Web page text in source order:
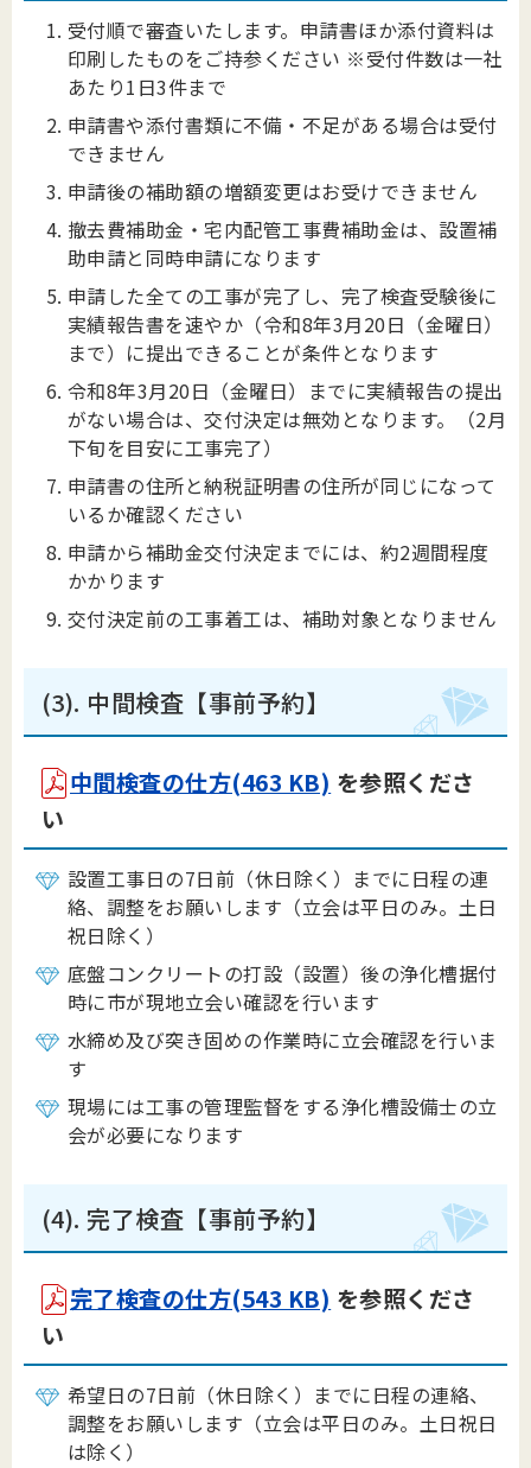
受付順で審査いたします。申請書ほか添付資料は
印刷したものをご持参ください ※受付件数は一社
あたり1日3件まで
申請書や添付書類に不備・不足がある場合は受付
できません
申請後の補助額の増額変更はお受けできません
撤去費補助金・宅内配管工事費補助金は、設置補
助申請と同時申請になります
申請した全ての工事が完了し、完了検査受験後に
実績報告書を速やか（令和8年3月20日（金曜日）
まで）に提出できることが条件となります
令和8年3月20日（金曜日）までに実績報告の提出
がない場合は、交付決定は無効となります。（2月
下旬を目安に工事完了）
申請書の住所と納税証明書の住所が同じになって
いるか確認ください
申請から補助金交付決定までには、約2週間程度
かかります
交付決定前の工事着工は、補助対象となりません
(3). 中間検査【事前予約】
中間検査の仕方(463 KB) を参照くださ
い
設置工事日の7日前（休日除く）までに日程の連
絡、調整をお願いします（立会は平日のみ。土日
祝日除く）
底盤コンクリートの打設（設置）後の浄化槽据付
時に市が現地立会い確認を行います
水締め及び突き固めの作業時に立会確認を行いま
す
現場には工事の管理監督をする浄化槽設備士の立
会が必要になります
(4). 完了検査【事前予約】
完了検査の仕方(543 KB) を参照くださ
い
希望日の7日前（休日除く）までに日程の連絡、
調整をお願いします（立会は平日のみ。土日祝日
は除く）